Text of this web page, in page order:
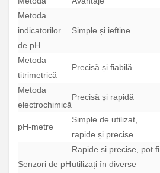
Metoda
indicatorilor
de pH
Simple și ieftine
Metoda
titrimetrică
Precisă și fiabilă
Metoda
electrochimică
Precisă și rapidă
pH-metre
Simple de utilizat,
rapide și precise
Senzori de pH
Rapide și precise, pot fi
utilizați în diverse